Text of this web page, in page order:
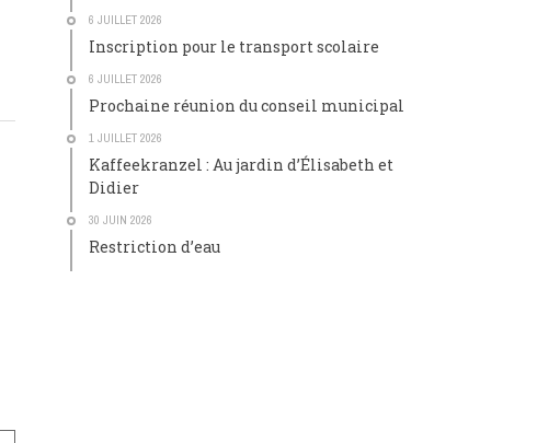
6 JUILLET 2026
Inscription pour le transport scolaire
6 JUILLET 2026
Prochaine réunion du conseil municipal
1 JUILLET 2026
Kaffeekranzel : Au jardin d’Élisabeth et
Didier
30 JUIN 2026
Restriction d’eau